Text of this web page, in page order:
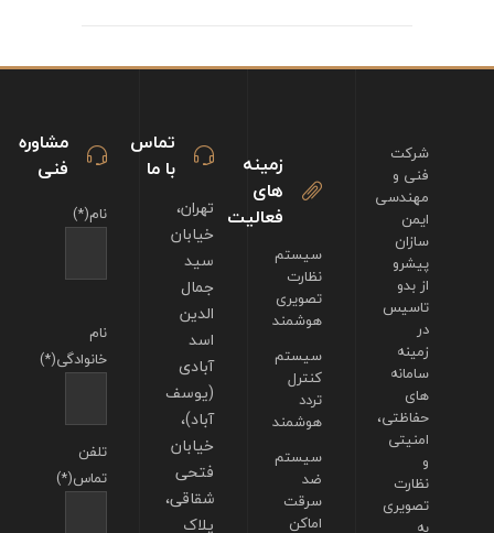
مشاوره
فنی
نام(*)
نام
خانوادگی(*)
تلفن
تماس(*)
تماس
با ما
تهران،
خیابان
سید
جمال
الدین
اسد
آبادی
(یوسف
آباد)،
خیابان
فتحی
شقاقی،
پلاک
زمینه
های
فعالیت
سیستم
نظارت
تصویری
هوشمند
سیستم
کنترل
تردد
هوشمند
سیستم
ضد
سرقت
اماکن
شرکت
فنی و
مهندسی
ایمن
سازان
پیشرو
از بدو
تاسیس
در
زمینه
سامانه
های
حفاظتی،
امنیتی
و
نظارت
تصویری
به